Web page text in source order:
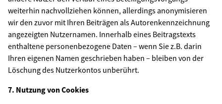
weiterhin nachvollziehen können, allerdings anonymisieren
wir den zuvor mit Ihren Beiträgen als Autorenkennzeichnung
angezeigten Nutzernamen. Innerhalb eines Beitragstexts
enthaltene personenbezogene Daten – wenn Sie z.B. darin
Ihren eigenen Namen geschrieben haben – bleiben von der
Löschung des Nutzerkontos unberührt.
7. Nutzung von Cookies